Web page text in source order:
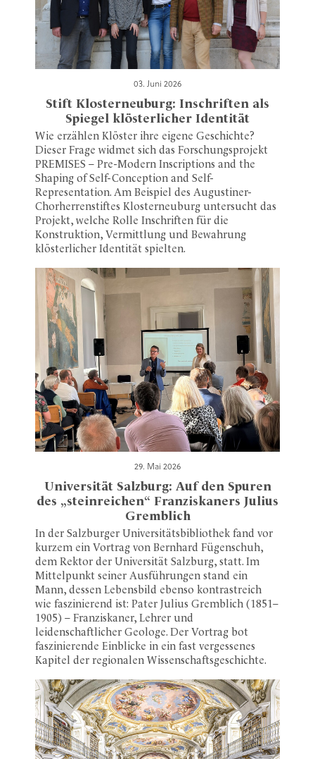
03. Juni 2026
Stift Klosterneuburg: Inschriften als
Spiegel klösterlicher Identität
Wie erzählen Klöster ihre eigene Geschichte?
Dieser Frage widmet sich das Forschungsprojekt
PREMISES – Pre-Modern Inscriptions and the
Shaping of Self-Conception and Self-
Representation. Am Beispiel des Augustiner-
Chorherrenstiftes Klosterneuburg untersucht das
Projekt, welche Rolle Inschriften für die
Konstruktion, Vermittlung und Bewahrung
klösterlicher Identität spielten.
29. Mai 2026
Universität Salzburg: Auf den Spuren
des „steinreichen“ Franziskaners Julius
Gremblich
In der Salzburger Universitätsbibliothek fand vor
kurzem ein Vortrag von Bernhard Fügenschuh,
dem Rektor der Universität Salzburg, statt. Im
Mittelpunkt seiner Ausführungen stand ein
Mann, dessen Lebensbild ebenso kontrastreich
wie faszinierend ist: Pater Julius Gremblich (1851–
1905) – Franziskaner, Lehrer und
leidenschaftlicher Geologe. Der Vortrag bot
faszinierende Einblicke in ein fast vergessenes
Kapitel der regionalen Wissenschaftsgeschichte.